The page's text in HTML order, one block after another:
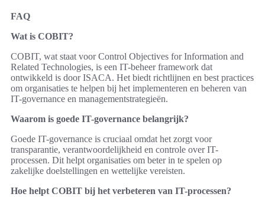
FAQ
Wat is COBIT?
COBIT, wat staat voor Control Objectives for Information and
Related Technologies, is een IT-beheer framework dat
ontwikkeld is door ISACA. Het biedt richtlijnen en best practices
om organisaties te helpen bij het implementeren en beheren van
IT-governance en managementstrategieën.
Waarom is goede IT-governance belangrijk?
Goede IT-governance is cruciaal omdat het zorgt voor
transparantie, verantwoordelijkheid en controle over IT-
processen. Dit helpt organisaties om beter in te spelen op
zakelijke doelstellingen en wettelijke vereisten.
Hoe helpt COBIT bij het verbeteren van IT-processen?